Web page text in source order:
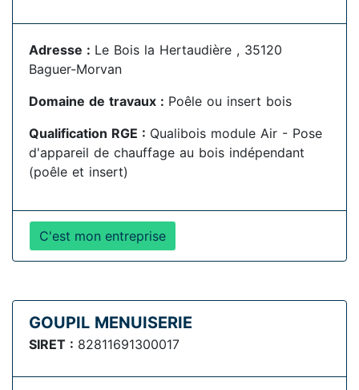
Adresse : Le Bois la Hertaudière , 35120
Baguer-Morvan
Domaine de travaux : Poêle ou insert bois
Qualification RGE : Qualibois module Air - Pose
d'appareil de chauffage au bois indépendant
(poêle et insert)
C'est mon entreprise
GOUPIL MENUISERIE
SIRET : 82811691300017